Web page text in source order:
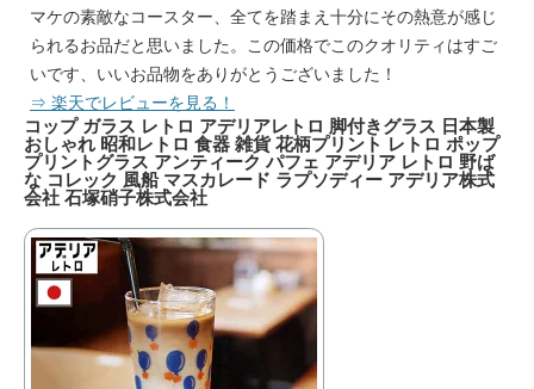
マケの素敵なコースター、全てを踏まえ十分にその熱意が感じ
られるお品だと思いました。この価格でこのクオリティはすご
いです、いいお品物をありがとうございました！
⇒ 楽天でレビューを見る！
コップ ガラス レトロ アデリアレトロ 脚付きグラス 日本製
おしゃれ 昭和レトロ 食器 雑貨 花柄プリント レトロ ポップ
プリントグラス アンティーク パフェ アデリア レトロ 野ば
な コレック 風船 マスカレード ラプソディー アデリア株式
会社 石塚硝子株式会社